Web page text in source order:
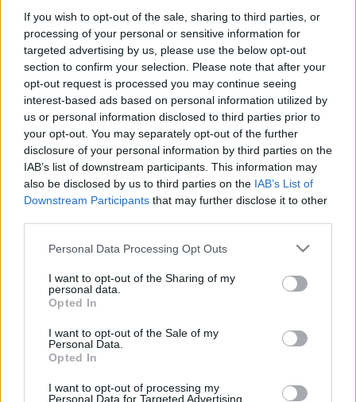
If you wish to opt-out of the sale, sharing to third parties, or
processing of your personal or sensitive information for
targeted advertising by us, please use the below opt-out
section to confirm your selection. Please note that after your
opt-out request is processed you may continue seeing
interest-based ads based on personal information utilized by
us or personal information disclosed to third parties prior to
your opt-out. You may separately opt-out of the further
disclosure of your personal information by third parties on the
IAB’s list of downstream participants. This information may
also be disclosed by us to third parties on the IAB’s List of
Downstream Participants that may further disclose it to other
Please note that this website/app uses one or more Google
not limited to your visit or usage behaviour. You may click to
grant or deny consent to Google and its third-party tags to
use your data for below specified purposes in below Google
consent section.
Personal Data Processing Opt Outs
I want to opt-out of the Sharing of my
personal data.
Opted In
I want to opt-out of the Sale of my
Personal Data.
Opted In
I want to opt-out of processing my
Personal Data for Targeted Advertising.
Atlético de Madrid y que firma hasta 2029 con los
babazorros. El defensa charrúa llegó al conjunto colchonero
en verano de 2023, pero la pasada campaña la disputó
cedido en el Zaragoza, con el que jugó 28 partidos de
LaLiga HYPERMOTION y anotó un gol. En Comunio de
Segunda logró 126 puntos.
El nuevo jugador del ‘Glorioso’ tendrá que competir con
Sedlar, Aqbar y los polivalentes Tenaglia y Diarra para tener
minutos en el centro de la zaga. En principio, Sedlar y Aqbar
apuntan a ser la pareja de centrales titular, pero el serbio
suele tener problemas físicos, lo que le garantizará minutos.
Mouriño puede ser un jugador recomendable en Comunio
en ciertas jornadas, pero no habría que esperar muchos
puntos de él si no se hace con la titularidad. Cuando juegue
puede valorar bien por su contundencia en duelos (más del
60% de éxito en Segunda con el Zaragoza) y entradas,
aunque suele ver amarillas con facilidad.